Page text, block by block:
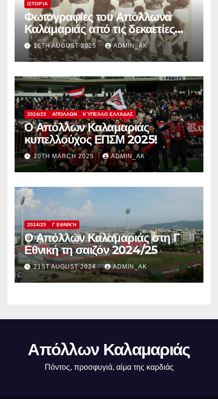
ΙΣΤΟΡΊΑ
Φωτογραφίες του Απόλλωνα
Καλαμαριάς από τις δεκαετίες
1950, 60 και 70
16TH AUGUST 2025 ADMIN_AK
2024/25 ΑΠΌΛΛΩΝ ΚΎΠΕΛΛΟ ΕΛΛΆΔΑΣ
Ο Απόλλων Καλαμαριάς
κυπελλούχος ΕΠΣΜ 2025!
20TH MARCH 2025 ADMIN_AK
2024/25 Γ ΕΘΝΙΚΉ
Ο Απόλλων Καλαμαριάς στη Γ
Εθνική τη σαιζόν 2024/25
21ST AUGUST 2024 ADMIN_AK
Απόλλων Καλαμαριάς
Πόντος, προσφυγιά, αίμα της καρδιάς